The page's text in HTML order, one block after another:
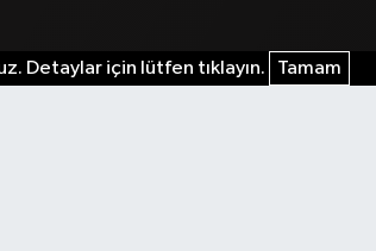
Detaylar için lütfen tıklayın. Tamam